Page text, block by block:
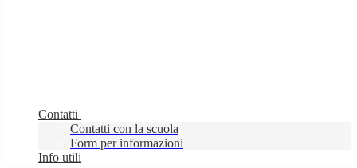
Contatti
Contatti con la scuola
Form per informazioni
Info utili